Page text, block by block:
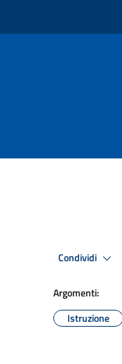
Condividi
Argomenti:
Istruzione